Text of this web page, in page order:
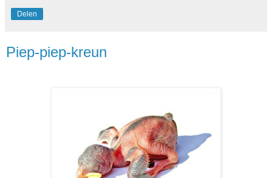
Delen
Piep-piep-kreun